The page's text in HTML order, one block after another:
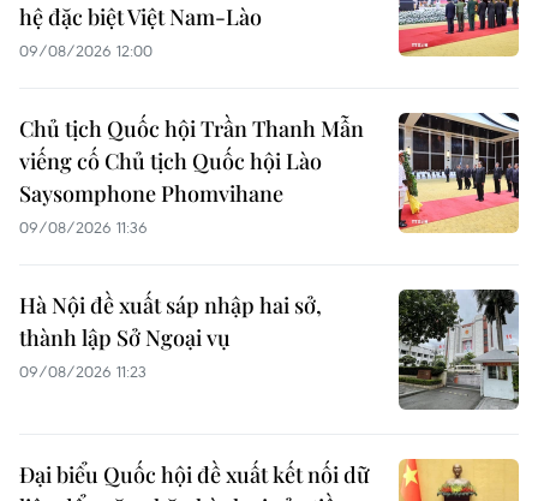
hệ đặc biệt Việt Nam-Lào
09/08/2026 12:00
Chủ tịch Quốc hội Trần Thanh Mẫn
viếng cố Chủ tịch Quốc hội Lào
Saysomphone Phomvihane
09/08/2026 11:36
Hà Nội đề xuất sáp nhập hai sở,
thành lập Sở Ngoại vụ
09/08/2026 11:23
Đại biểu Quốc hội đề xuất kết nối dữ